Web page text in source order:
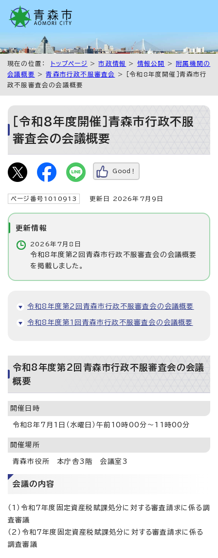
現在の位置： トップページ >市政情報 > 情報公開 >
附属機関の
会議概要
>青森市行政不服審査会
> ［令和8年度開催］青森市行
政不服審査会の会議概要
［令和8年度開催］青森市行政不服
審査会の会議概要
Good！
ページ番号1010913 更新日 2026年7月9日
更新情報
2026年7月8日
令和8年度第2回青森市行政不服審査会の会議概要
を掲載しました。
令和8年度第2回青森市行政不服審査会の会議概要
令和8年度第1回青森市行政不服審査会の会議概要
令和8年度第2回青森市行政不服審査会の会議
概要
開催日時
令和8年7月1日（水曜日）午前10時00分～11時00分
開催場所
青森市役所 本庁舎3階 会議室3
会議の内容
（1）令和7年度固定資産税賦課処分に対する審査請求に係る調
査審議
（2）令和7年度固定資産税賦課処分に対する審査請求に係る
調査審議